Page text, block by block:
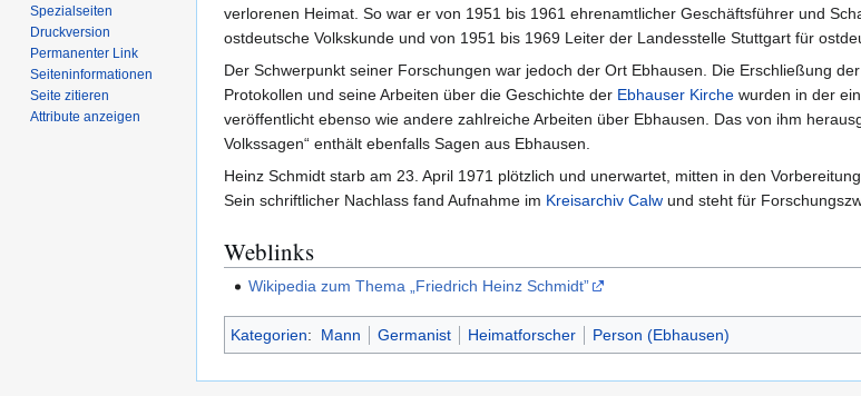
verlorenen Heimat. So war er von 1951 bis 1961 ehrenamtlicher Geschäftsführer und
ostdeutsche Volkskunde und von 1951 bis 1969 Leiter der Landesstelle Stuttgart für
Der Schwerpunkt seiner Forschungen war jedoch der Ort Ebhausen. Die Erschließung
Protokollen und seine Arbeiten über die Geschichte der Ebhauser Kirche wurden in der
veröffentlicht ebenso wie andere zahlreiche Arbeiten über Ebhausen. Das von ihm
Volkssagen“ enthält ebenfalls Sagen aus Ebhausen.
Heinz Schmidt starb am 23. April 1971 plötzlich und unerwartet, mitten in den
Sein schriftlicher Nachlass fand Aufnahme im Kreisarchiv Calw und steht für
Weblinks
Wikipedia zum Thema „Friedrich Heinz Schmidt”
Kategorien: Mann Germanist Heimatforscher Person (Ebhausen)
Spezialseiten
Druckversion
Permanenter Link
Seiten­­informationen
Seite zitieren
Attribute anzeigen